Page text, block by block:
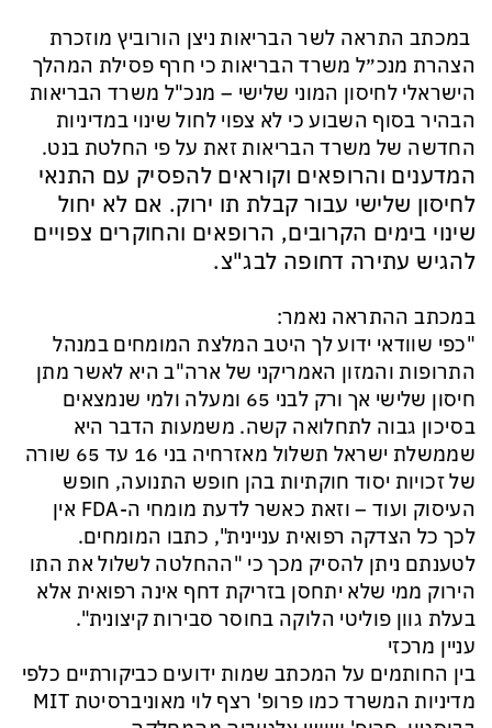
במכתב התראה לשר הבריאות ניצן הורוביץ מוזכרת
הצהרת מנכ״ל משרד הבריאות כי חרף פסילת המהלך
הישראלי לחיסון המוני שלישי – מנכ"ל משרד הבריאות
הבהיר בסוף השבוע כי לא צפוי לחול שינוי במדיניות
החדשה של משרד הבריאות זאת על פי החלטת בנט.
המדענים והרופאים וקוראים להפסיק עם התנאי
לחיסון שלישי עבור קבלת תו ירוק. אם לא יחול
שינוי בימים הקרובים, הרופאים והחוקרים צפויים
להגיש עתירה דחופה לבג"צ.
במכתב ההתראה נאמר:
"כפי שוודאי ידוע לך היטב המלצת המומחים במנהל
התרופות והמזון האמריקני של ארה"ב היא לאשר מתן
חיסון שלישי אך ורק לבני 65 ומעלה ולמי שנמצאים
בסיכון גבוה לתחלואה קשה. משמעות הדבר היא
שממשלת ישראל תשלול מאזרחיה בני 16 עד 65 שורה
של זכויות יסוד חוקתיות בהן חופש התנועה, חופש
העיסוק ועוד – וזאת כאשר לדעת מומחי ה-FDA אין
לכך כל הצדקה רפואית עניינית", כתבו המומחים.
לטענתם ניתן להסיק מכך כי "ההחלטה לשלול את התו
הירוק ממי שלא יתחסן בזריקת דחף אינה רפואית אלא
בעלת גוון פוליטי הלוקה בחוסר סבירות קיצונית".
עניין מרכזי
בין החותמים על המכתב שמות ידועים כביקורתיים כלפי
מדיניות המשרד כמו פרופ' רצף לוי מאוניברסיטת MIT